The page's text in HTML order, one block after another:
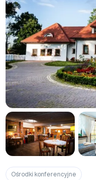
Ośrodki konferencyjne